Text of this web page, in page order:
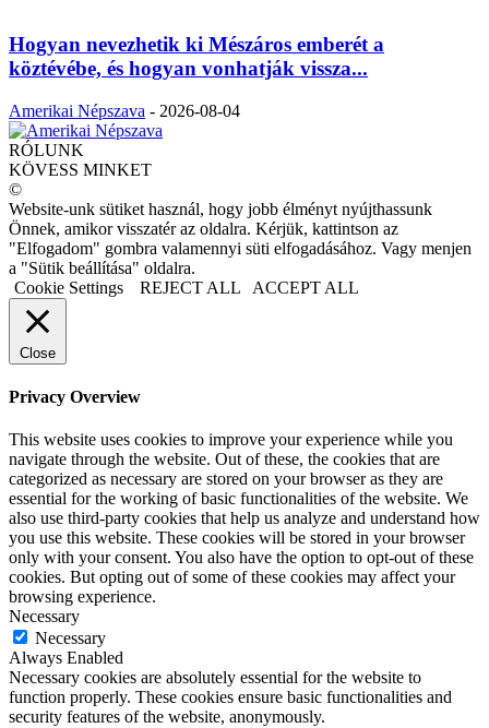
Hogyan nevezhetik ki Mészáros emberét a
köztévébe, és hogyan vonhatják vissza...
Amerikai Népszava - 2026-08-04
RÓLUNK
KÖVESS MINKET
©
Website-unk sütiket használ, hogy jobb élményt nyújthassunk
Önnek, amikor visszatér az oldalra. Kérjük, kattintson az
"Elfogadom" gombra valamennyi süti elfogadásához. Vagy menjen
a "Sütik beállítása" oldalra.
Cookie Settings
REJECT ALL ACCEPT ALL
Close
Privacy Overview
This website uses cookies to improve your experience while you
navigate through the website. Out of these, the cookies that are
categorized as necessary are stored on your browser as they are
essential for the working of basic functionalities of the website. We
also use third-party cookies that help us analyze and understand how
you use this website. These cookies will be stored in your browser
only with your consent. You also have the option to opt-out of these
cookies. But opting out of some of these cookies may affect your
browsing experience.
Necessary
Necessary
Always Enabled
Necessary cookies are absolutely essential for the website to
function properly. These cookies ensure basic functionalities and
security features of the website, anonymously.